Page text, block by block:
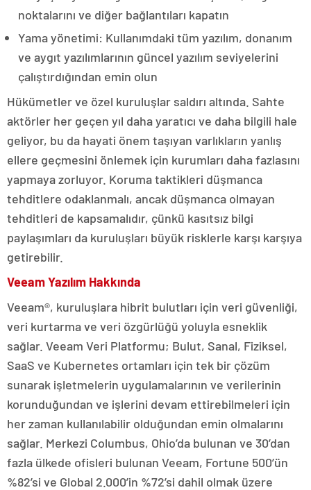
noktalarını ve diğer bağlantıları kapatın
Yama yönetimi: Kullanımdaki tüm yazılım, donanım
ve aygıt yazılımlarının güncel yazılım seviyelerini
çalıştırdığından emin olun
Hükümetler ve özel kuruluşlar saldırı altında. Sahte
aktörler her geçen yıl daha yaratıcı ve daha bilgili hale
geliyor, bu da hayati önem taşıyan varlıkların yanlış
ellere geçmesini önlemek için kurumları daha fazlasını
yapmaya zorluyor. Koruma taktikleri düşmanca
tehditlere odaklanmalı, ancak düşmanca olmayan
tehditleri de kapsamalıdır, çünkü kasıtsız bilgi
paylaşımları da kuruluşları büyük risklerle karşı karşıya
getirebilir.
Veeam Yazılım Hakkında
Veeam®, kuruluşlara hibrit bulutları için veri güvenliği,
veri kurtarma ve veri özgürlüğü yoluyla esneklik
sağlar. Veeam Veri Platformu; Bulut, Sanal, Fiziksel,
SaaS ve Kubernetes ortamları için tek bir çözüm
sunarak işletmelerin uygulamalarının ve verilerinin
korunduğundan ve işlerini devam ettirebilmeleri için
her zaman kullanılabilir olduğundan emin olmalarını
sağlar. Merkezi Columbus, Ohio’da bulunan ve 30’dan
fazla ülkede ofisleri bulunan Veeam, Fortune 500’ün
%82’si ve Global 2.000’in %72’si dahil olmak üzere